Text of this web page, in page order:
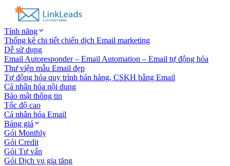
Tính năng
Thống kê chi tiết chiến dịch Email marketing
Dễ sử dụng
Email Autoresponder – Email Automation – Email tự động hóa
Thư viện mẫu Email đẹp
Tự động hóa quy trình bán hàng, CSKH bằng Email
Cá nhân hóa nội dung
Bảo mật thông tin
Tốc độ cao
Cá nhân hóa Email
Bảng giá
Gói Monthly
Gói Credit
Gói Tư vấn
Gói Dịch vụ gia tăng